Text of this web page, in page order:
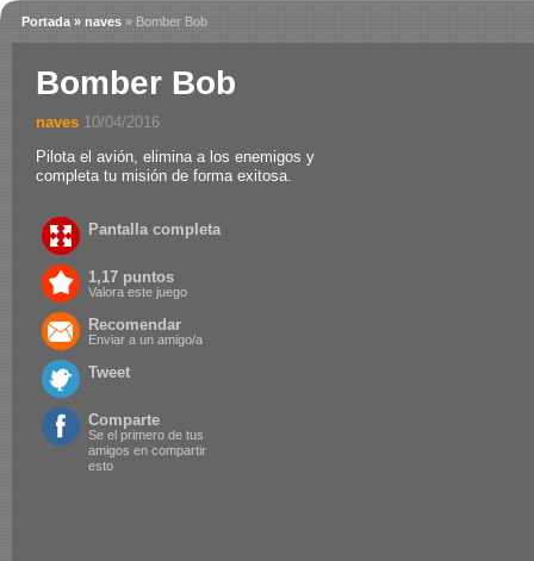
Portada » naves » Bomber Bob
Bomber Bob
naves 10/04/2016
Pilota el avión, elimina a los enemigos y
completa tu misión de forma exitosa.
Pantalla completa
1,17 puntos
Valora este juego
Recomendar
Enviar a un amigo/a
Tweet
Comparte
Se el primero de tus
amigos en compartir
esto